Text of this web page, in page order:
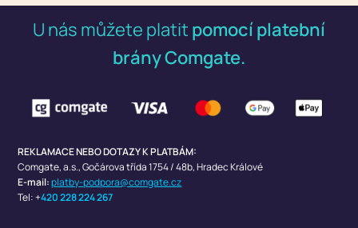
U nás můžete platit pomocí platební
brány Comgate.
REKLAMACE NEBO DOTAZY K PLATBÁM:
Comgate, a.s.,Gočárova třída 1754 / 48b, Hradec Králové
E-mail: platby-podpora@comgate.cz
Tel: +420 228 224 267